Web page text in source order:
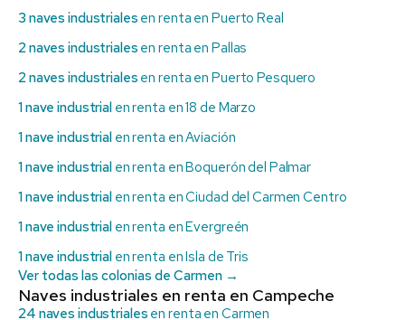
3 naves industriales en renta en Puerto Real
2 naves industriales en renta en Pallas
2 naves industriales en renta en Puerto Pesquero
1 nave industrialen renta en 18 de Marzo
1 nave industrialen renta en Aviación
1 nave industrialen renta en Boquerón del Palmar
1 nave industrialen renta en Ciudad del Carmen Centro
1 nave industrialen renta en Evergreén
1 nave industrialen renta en Isla de Tris
Ver todas las colonias de Carmen →
Naves industriales en renta en Campeche
24 naves industriales en renta en Carmen